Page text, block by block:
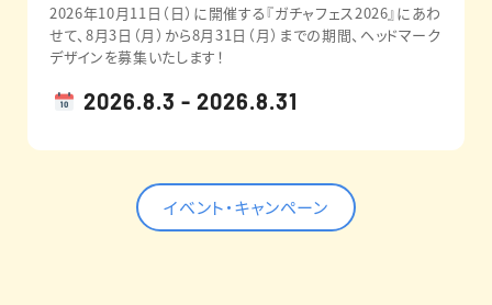
2026年10月11日（日）に開催する『ガチャフェス2026』にあわ
せて、8月3日（月）から8月31日（月）までの期間、ヘッドマーク
デザインを募集いたします！
2026.8.3 - 2026.8.31
イベント・キャンペーン